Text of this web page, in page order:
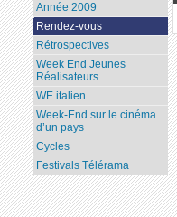
Année 2009
Rendez-vous
Rétrospectives
Week End Jeunes
Réalisateurs
WE italien
Week-End sur le cinéma
d’un pays
Cycles
Festivals Télérama